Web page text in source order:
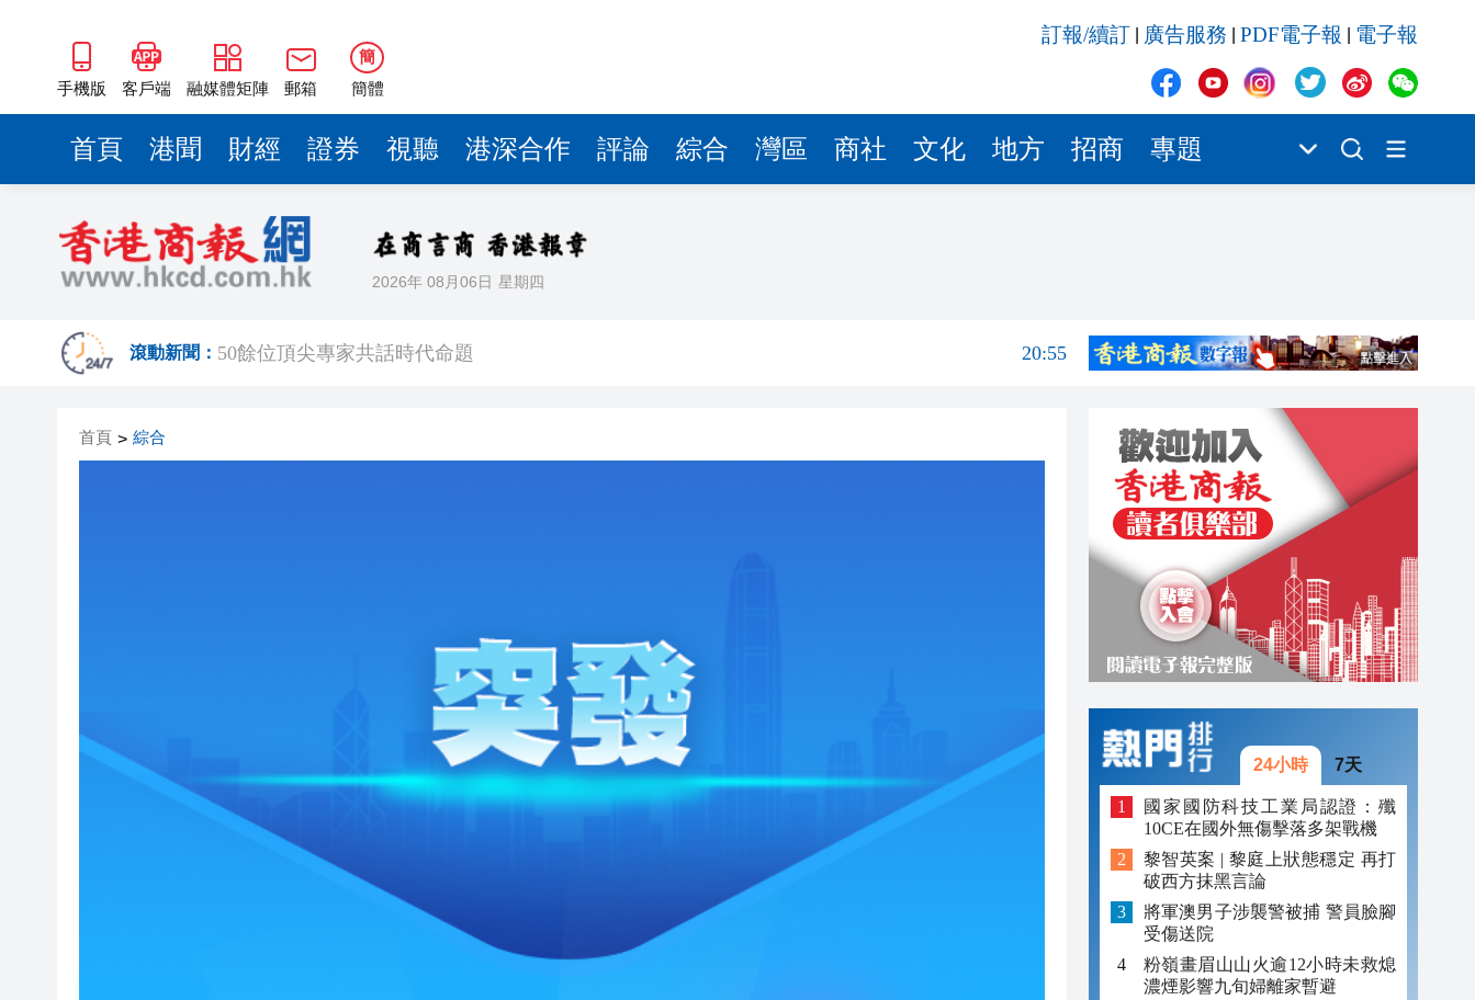
手機版 客戶端 融媒體矩陣 郵箱
簡
簡體
訂報/續訂 廣告服務 PDF電子報 電子報
首頁 港聞 財經 證券 視聽 港深合作 評論 綜合 灣區 商社 文化 地方 招商 專題
2026年 08月06日 星期四
滾動新聞：
海南澄邁文儒煥新升級 五組數據見證文儒沉香從傳統邁向現代
20:42
梁振英率港區全國政協委員考察團來瓊考察
2025年海南儋州以舊換新帶動消費約18億元
20:41
瀋陽鐵西校園閱讀活動解鎖閱讀新玩法
黎智英案｜吳良好：依法公正處理黎智英求情 罪證如山豈能妄想輕判
50餘位頂尖專家共話時代命題
20:55
騰出更多時間專注做好宏福苑火災獨立委員會工作 李家超暫停3項公職委任
50餘位頂尖專家共話時代命題
海南澄邁文儒煥新升級 五組數據見證文儒沉香從傳統邁向現代
20:42
梁振英率港區全國政協委員考察團來瓊考察
2025年海南儋州以舊換新帶動消費約18億元
山東26戶省屬國企去年合計營收2.58萬億 利潤總額近936億
瀋陽鐵西校園閱讀活動解鎖閱讀新玩法
首頁 > 綜合
24小時 7天
國家國防科技工業局認證：殲
10CE在國外無傷擊落多架戰機
黎智英案 | 黎庭上狀態穩定 再打
破西方抹黑言論
將軍澳男子涉襲警被捕 警員臉腳
受傷送院
粉嶺畫眉山山火逾12小時未救熄
濃煙影響九旬婦離家暫避